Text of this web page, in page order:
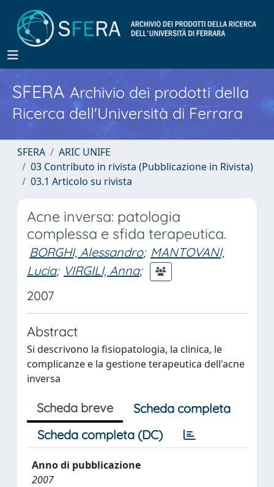
SFERA Archivio dei prodotti della
Ricerca dell'Università di Ferrara
SFERA
ARIC UNIFE
03 Contributo in rivista (Pubblicazione in Rivista)
03.1 Articolo su rivista
Acne inversa: patologia
complessa e sfida terapeutica.
BORGHI, Alessandro; MANTOVANI,
Lucia; VIRGILI, Anna;
2007
Abstract
Si descrivono la fisiopatologia, la clinica, le
complicanze e la gestione terapeutica dell'acne
inversa
Scheda breve
Scheda completa
Scheda completa (DC)
Anno di pubblicazione
2007